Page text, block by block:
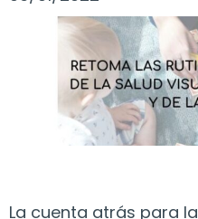
La cuenta atrás para